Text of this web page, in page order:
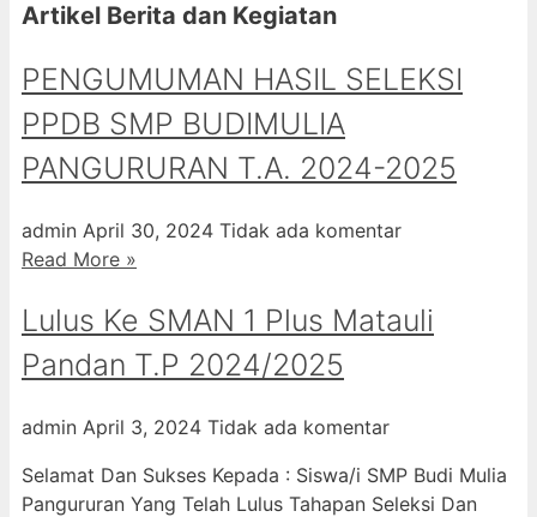
Artikel Berita dan Kegiatan
PENGUMUMAN HASIL SELEKSI
PPDB SMP BUDIMULIA
PANGURURAN T.A. 2024-2025
admin April 30, 2024 Tidak ada komentar
Read More »
Lulus Ke SMAN 1 Plus Matauli
Pandan T.P 2024/2025
admin April 3, 2024 Tidak ada komentar
Selamat Dan Sukses Kepada : Siswa/i SMP Budi Mulia
Pangururan Yang Telah Lulus Tahapan Seleksi Dan